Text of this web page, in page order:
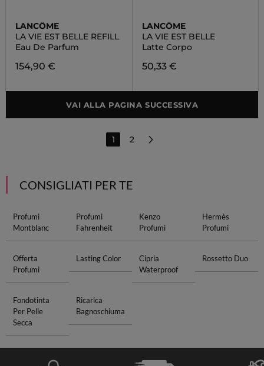
LANCÔME
LA VIE EST BELLE REFILL
Eau De Parfum
154,90 €
LANCÔME
LA VIE EST BELLE
Latte Corpo
50,33 €
VAI ALLA PAGINA SUCCESSIVA
1 2
CONSIGLIATI PER TE
Profumi
Montblanc
Profumi
Fahrenheit
Kenzo
Profumi
Hermès
Profumi
Offerta
Profumi
Lasting Color
Cipria
Waterproof
Rossetto Duo
Fondotinta
Per Pelle
Secca
Ricarica
Bagnoschiuma